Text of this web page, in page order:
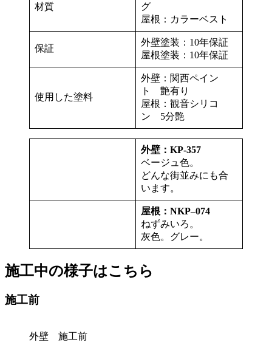
材質
グ
屋根：カラーベスト
保証
外壁塗装：10年保証
屋根塗装：10年保証
使用した塗料
外壁：関西ペイン
ト 艶有り
屋根：観音シリコ
ン 5分艶
外壁：KP-357
ベージュ色。
どんな街並みにも合
います。
屋根：NKP–074
ねずみいろ。
灰色。グレー。
施工中の様子はこちら
施工前
外壁 施工前